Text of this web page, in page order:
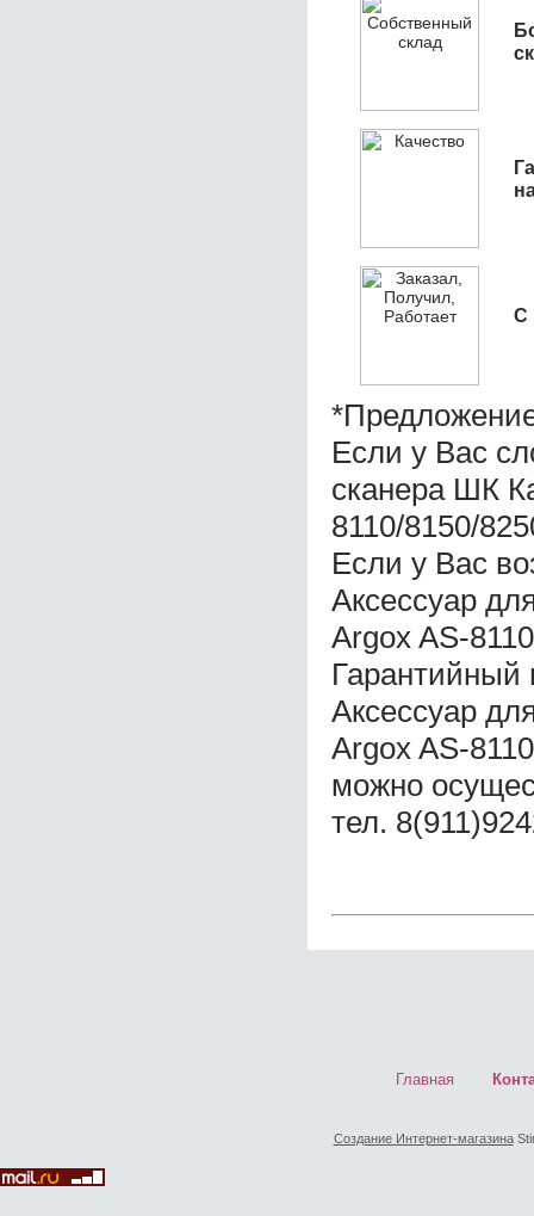
С
Если у Вас
сканера ШК
8110/8150/
Если у Вас
Аксессуар
Argox AS-
Гарантийный
Аксессуар
Argox AS-
можно
тел.
Главная
Создание Интернет-магазина